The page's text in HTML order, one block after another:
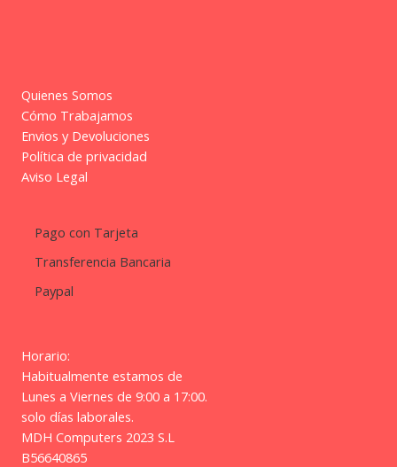
Quienes Somos
Cómo Trabajamos
Envios y Devoluciones
Política de privacidad
Aviso Legal
Pago con Tarjeta
Transferencia Bancaria
Paypal
Horario:
Habitualmente estamos de
Lunes a Viernes de 9:00 a 17:00.
solo días laborales.
MDH Computers 2023 S.L
B56640865